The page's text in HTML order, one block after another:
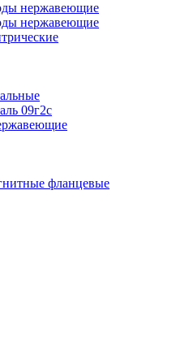
нержавеющие
нержавеющие
09г2с
фланцевые